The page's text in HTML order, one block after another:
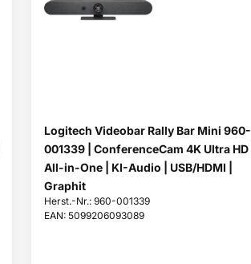
Logitech Videobar Rally Bar Mini 960-
001339 | ConferenceCam 4K Ultra HD |
All-in-One | KI-Audio | USB/HDMI |
Graphit
Herst.-Nr.: 960-001339
EAN: 5099206093089